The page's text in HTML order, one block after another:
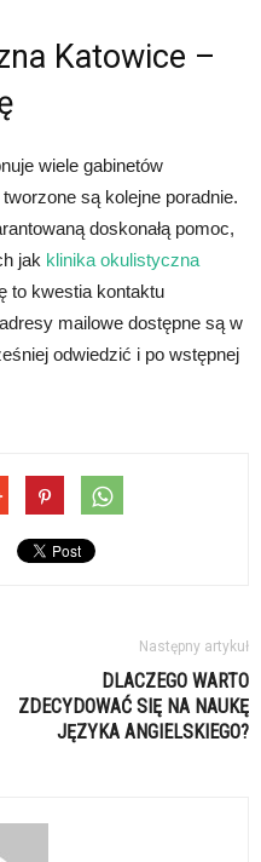
Katowice –
wiele gabinetów
są kolejne poradnie.
doskonałą pomoc,
jak klinika okulistyczna
to kwestia kontaktu
mailowe dostępne są w
odwiedzić i po wstępnej
Następny artykuł
DLACZEGO WARTO
ZDECYDOWAĆ SIĘ NA NAUKĘ
JĘZYKA ANGIELSKIEGO?